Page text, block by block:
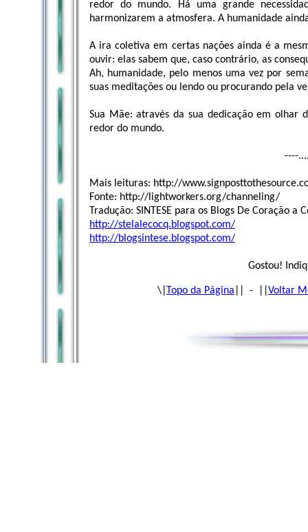
redor do mundo. Há uma grande
harmonizarem a atmosfera. A humanidade
A ira coletiva em certas nações ainda é a
ouvir: elas sabem que, caso contrário, as
Ah, humanidade, pelo menos uma vez por
suas meditações ou lendo ou procurando pela
Sua Mãe: através da sua dedicação em olhar
redor do mundo.
----
Mais leituras: http://
Fonte: http://lightworkers.org/channeling/
Tradução: SINTESE para os Blogs De Coração a
http://stelalecocq.blogspot.com/
http://blogsintese.blogspot.com/
Gostou!
\| Topo da Página || - || Voltar